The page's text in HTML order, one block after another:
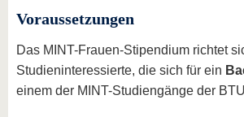
Voraussetzungen
Das MINT-Frauen-Stipendium richtet
Studieninteressierte, die sich für ein
einem der MINT-Studiengänge der